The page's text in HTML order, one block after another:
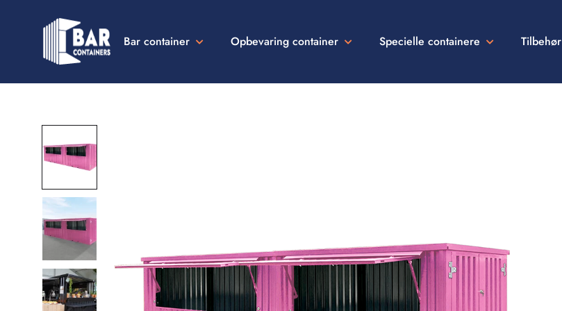
Bar container Opbevaring container Specielle containere Tilbehør